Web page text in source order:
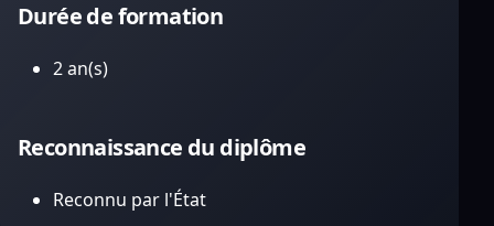
Durée de formation
2 an(s)
Reconnaissance du diplôme
Reconnu par l'État